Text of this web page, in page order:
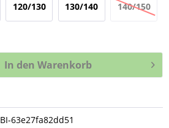
120/130 130/140 140/150
In den Warenkorb
BI-63e27fa82dd51